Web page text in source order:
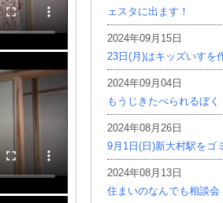
ェスタに出ます！
2024年09月15日
23日(月)はキッズいすを
2024年09月04日
もうじきたべられるぼく
2024年08月26日
9月1日(日)新大村駅をゴ
2024年08月13日
住まいのなんでも相談会